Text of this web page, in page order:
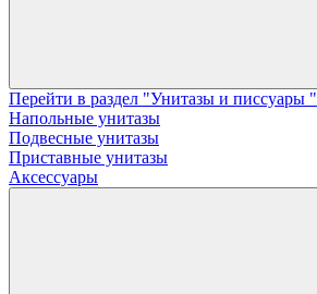
Перейти в раздел "Унитазы и писсуары "
Напольные унитазы
Подвесные унитазы
Приставные унитазы
Аксессуары